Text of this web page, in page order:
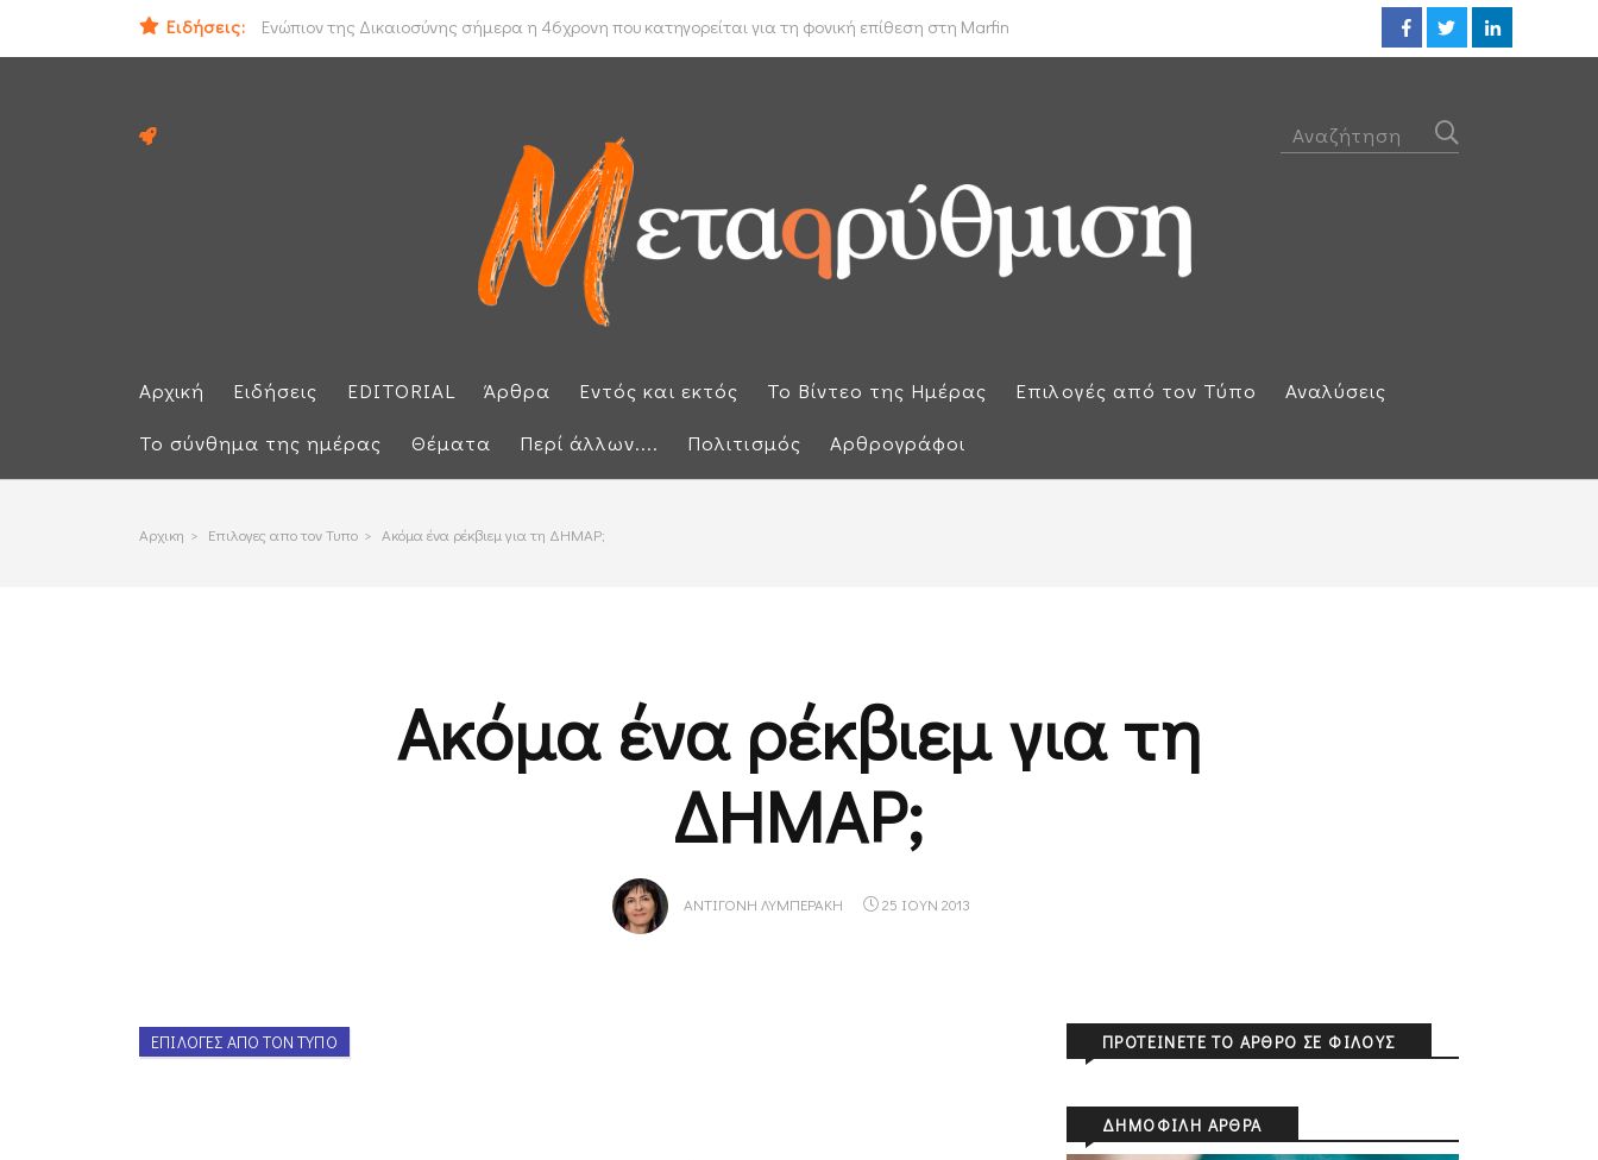
Ειδήσεις:
Ενώπιον της Δικαιοσύνης σήμερα η 46χρονη που κατηγορείται για τη φονική επίθεση στη Marfin
Ιράν και Ομάν συμφώνησαν για νέο δρομολόγιο πλοίων που θέλουν να διασχίσουν τα Στενά του Ορμούζ Ηλεκτρική διασύνδεση
Αρχική Ειδήσεις EDITORIAL Άρθρα Εντός και εκτός Το Βίντεο της Ημέρας Επιλογές από τον Τύπο
Αναλύσεις
Το σύνθημα της ημέρας
Θέματα Περί άλλων.... Πολιτισμός Αρθρογράφοι
Αρχικη > Επιλογες απο τον Τυπο > Ακόμα ένα ρέκβιεμ για τη ΔΗΜΑΡ;
Ακόμα ένα ρέκβιεμ για τη
ΔΗΜΑΡ;
ΑΝΤΙΓΌΝΗ ΛΥΜΠΕΡΆΚΗ 25 ΙΟΥΝ 2013
ΕΠΙΛΟΓΈΣ ΑΠΌ ΤΟΝ ΤΎΠΟ ΠΡΟΤΕΊΝΕΤΕ ΤΟ ΆΡΘΡΟ ΣΕ ΦΊΛΟΥΣ
ΔΗΜΟΦΙΛΉ ΆΡΘΡΑ